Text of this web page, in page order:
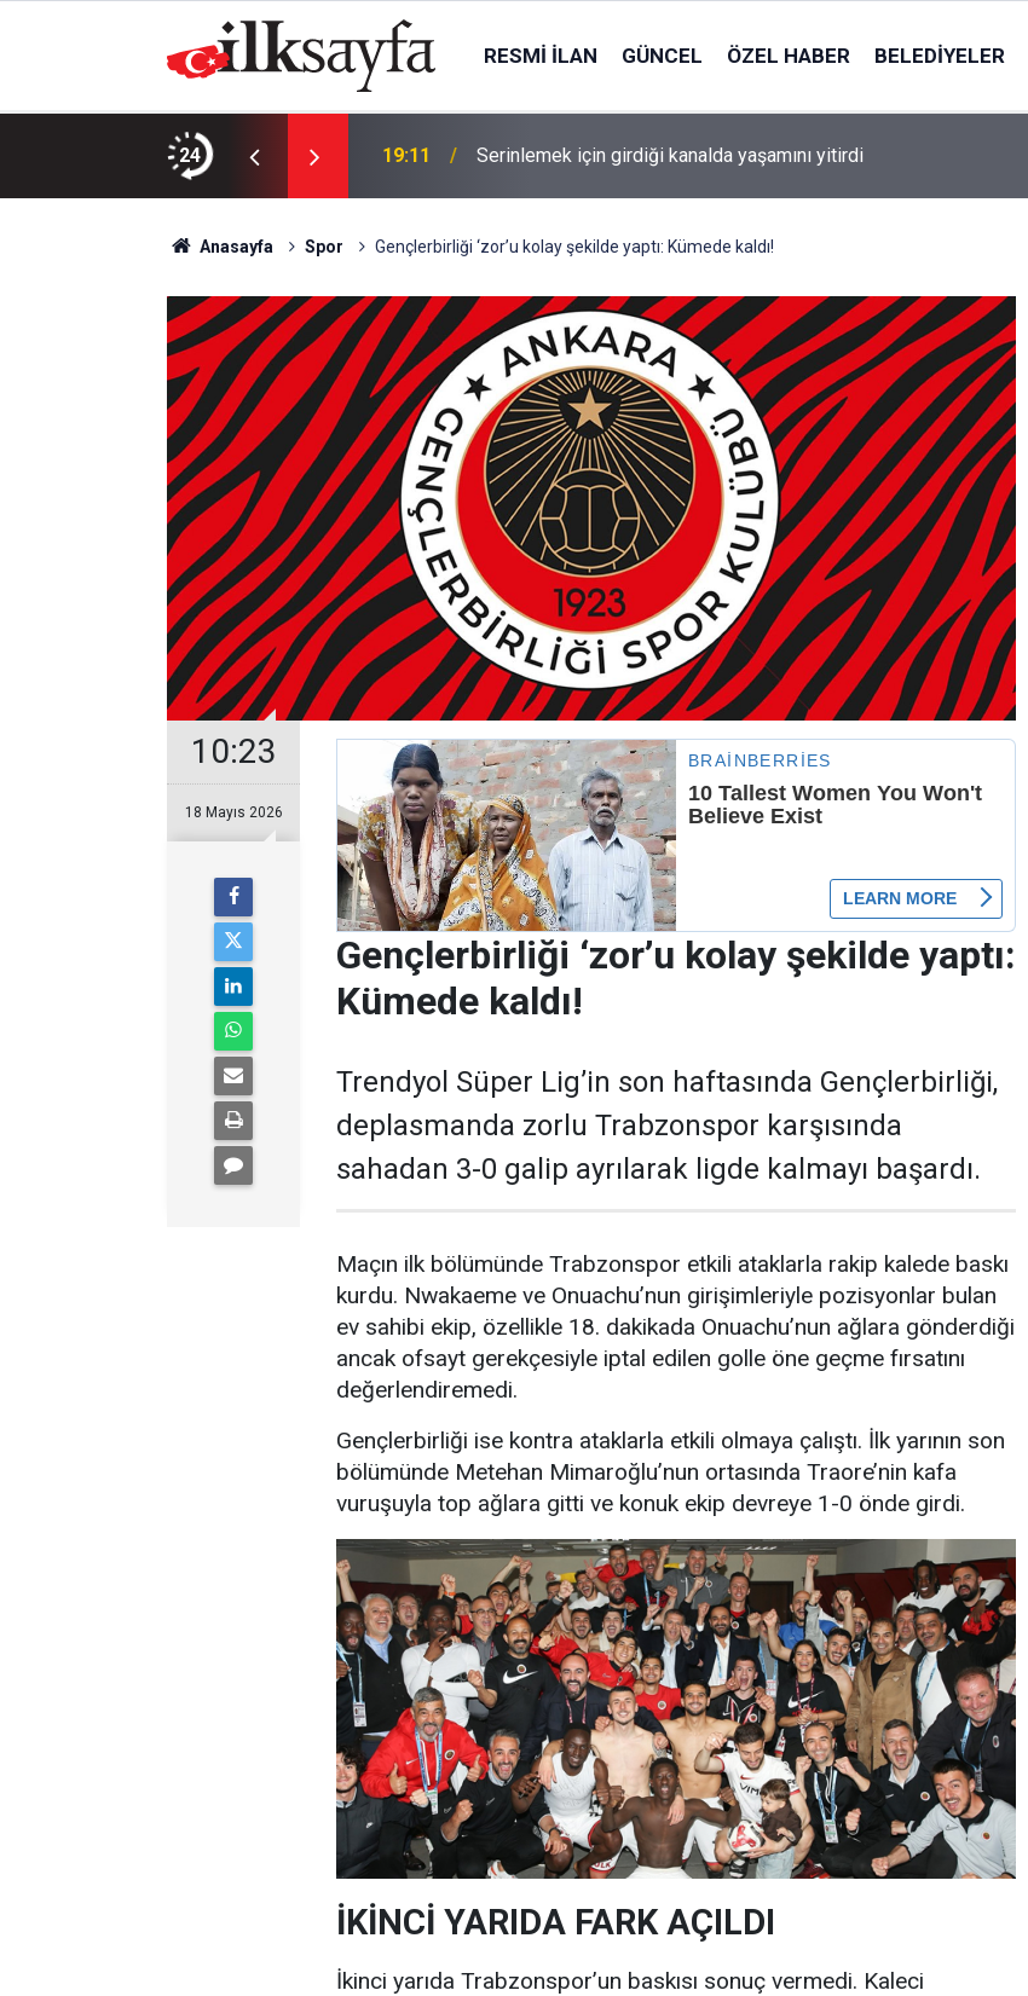
RESMI İLAN GÜNCEL ÖZEL HABER BELEDIYELER
24
İZLE! Hradec Kralove Beşiktaş maçı
19:11 Serinlemek için girdiği kanalda yaşamını yitirdi
Anasayfa Spor Gençlerbirliği ‘zor’u kolay şekilde yaptı: Kümede kaldı!
10:23
18 Mayıs 2026
Gençlerbirliği ‘zor’u kolay şekilde yaptı:
Kümede kaldı!
Trendyol Süper Lig’in son haftasında Gençlerbirliği,
deplasmanda zorlu Trabzonspor karşısında
sahadan 3-0 galip ayrılarak ligde kalmayı başardı.
Maçın ilk bölümünde Trabzonspor etkili ataklarla rakip kalede baskı
kurdu. Nwakaeme ve Onuachu’nun girişimleriyle pozisyonlar bulan
ev sahibi ekip, özellikle 18. dakikada Onuachu’nun ağlara gönderdiği
ancak ofsayt gerekçesiyle iptal edilen golle öne geçme fırsatını
değerlendiremedi.
Gençlerbirliği ise kontra ataklarla etkili olmaya çalıştı. İlk yarının son
bölümünde Metehan Mimaroğlu’nun ortasında Traore’nin kafa
vuruşuyla top ağlara gitti ve konuk ekip devreye 1-0 önde girdi.
İKİNCİ YARIDA FARK AÇILDI
İkinci yarıda Trabzonspor’un baskısı sonuç vermedi. Kaleci